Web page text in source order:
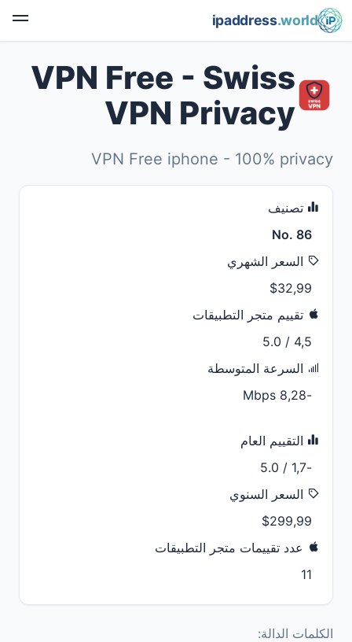
ipaddress.world
VPN Free - Swiss
VPN Privacy
VPN Free iphone - 100% privacy
تصنيف
No. 86
السعر الشهري
$32,99
تقييم متجر التطبيقات
4,5 / 5.0
السرعة المتوسطة
-8,28 Mbps
التقييم العام
-1,7 / 5.0
السعر السنوي
$299,99
عدد تقييمات متجر التطبيقات
11
الكلمات الدالة: